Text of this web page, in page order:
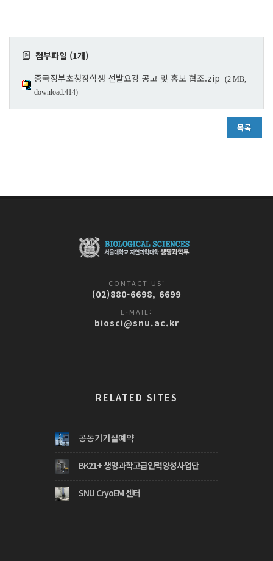
첨부파일 (1개)
중국정부초청장학생 선발요강 공고 및 홍보 협조.zip
(2 MB,
download:414)
목록
CONTACT US:
(02)880-6698, 6699
E-MAIL:
biosci@snu.ac.kr
RELATED SITES
공동기기실예약
BK21+ 생명과학고급인력양성사업단
SNU CryoEM 센터